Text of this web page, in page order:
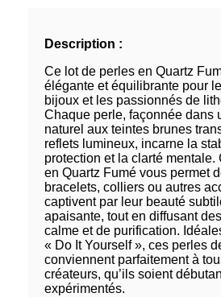
Description :
Ce lot de perles en Quartz
élégante et équilibrante pour
bijoux et les passionnés de
Chaque perle, façonnée dans
naturel aux teintes brunes
reflets lumineux, incarne la
protection et la clarté mentale.
en Quartz Fumé vous permet
bracelets, colliers ou autres
captivent par leur beauté
apaisante, tout en diffusant
calme et de purification.
« Do It Yourself », ces perles
conviennent parfaitement à
créateurs, qu’ils soient
expérimentés.